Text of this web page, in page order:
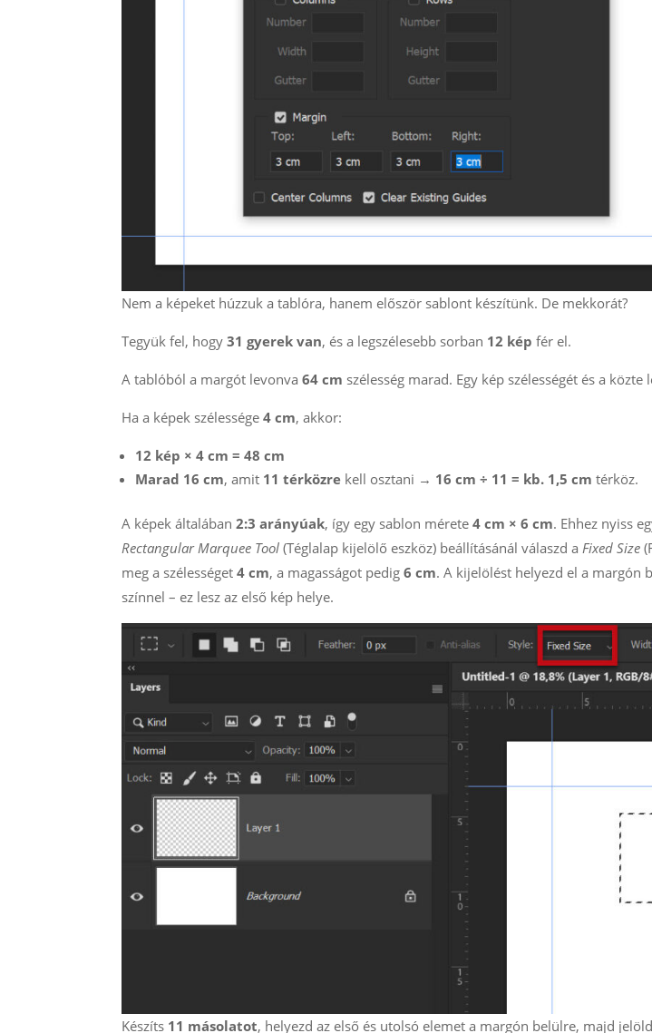
Nem a képeket húzzuk a tablóra, hanem először sablont készítünk. De mekkorát?
Tegyük fel, hogy31 gyerek van, és a legszélesebb sorban 12 kép fér el.
A tablóból a margót levonva64 cm szélesség marad. Egy kép szélességét és a
Ha a képek szélessége4 cm, akkor:
12 kép × 4 cm = 48 cm
Marad 16 cm, amit 11 térközre kell osztani → 16 cm ÷ 11 = kb. 1,5 cm térköz.
A képek általában2:3 arányúak, így egy sablon mérete4 cm × 6 cm. Ehhez nyiss
Rectangular Marquee Tool (Téglalap kijelölő eszköz) beállításánál válaszd a Fixed Size
meg a szélességet4 cm, a magasságot pedig6 cm. A kijelölést helyezd el a margón
színnel – ez lesz az első kép helye.
Készíts 11 másolatot, helyezd az első és utolsó elemet a margón belülre, majd